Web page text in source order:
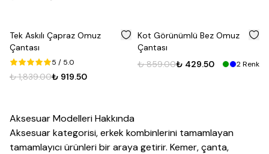
50
Tek Askılı Çapraz Omuz
Çantası
5 / 5.0
₺ 1,839.00₺ 919.50
50
Kot Görünümlü Bez Omuz
Çantası
₺ 859.00₺ 429.50 2Renk
Aksesuar Modelleri Hakkında
Aksesuar kategorisi,erkekkombinlerini tamamlayan
tamamlayıcı ürünleri bir araya getirir. Kemer,çanta,